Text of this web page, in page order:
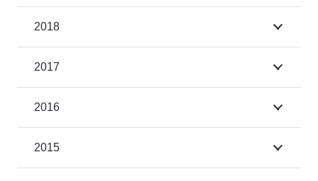
2018
2017
2016
2015